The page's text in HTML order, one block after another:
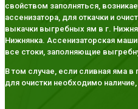
свойством заполняться,
ассенизатора, для откачки и
выкачки выгребных ям в г.
Нижнянка. Ассенизаторская
все стоки, заполняющие
В том случае, если сливная яма
для очистки необходимо